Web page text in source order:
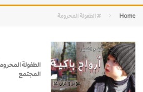
Home # الطفولة المحرومة
الطفولة
المجتمع